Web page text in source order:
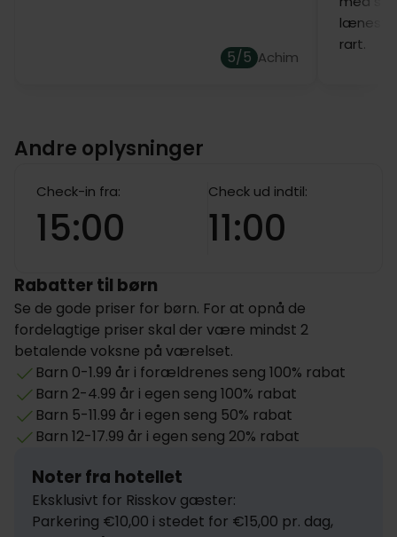
5/5 Achim
rart.
Andre oplysninger
Check-in fra:
15:00
Check ud indtil:
11:00
Rabatter til børn
Se de gode priser for børn. For at opnå de
fordelagtige priser skal der være mindst 2
betalende voksne på værelset.
Barn 0-1.99 år i forældrenes seng 100% rabat
Barn 2-4.99 år i egen seng 100% rabat
Barn 5-11.99 år i egen seng 50% rabat
Barn 12-17.99 år i egen seng 20% rabat
Noter fra hotellet
Eksklusivt for Risskov gæster:
Parkering €10,00 i stedet for €15,00 pr. dag,